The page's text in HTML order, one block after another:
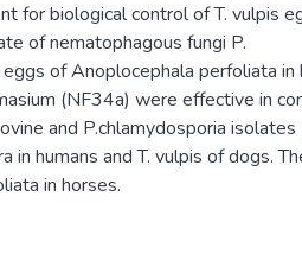
for biological control of T. vulpis
of nematophagous fungi P.
of Anoplocephala perfoliata in
(NF34a) were effective in
and P.chlamydosporia isolates
in humans and T. vulpis of dogs.
in horses.